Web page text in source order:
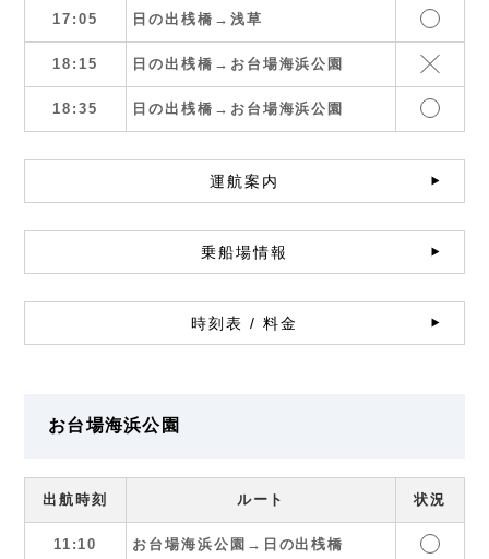
17:05 日の出桟橋→浅草
18:15 日の出桟橋→お台場海浜公園
18:35 日の出桟橋→お台場海浜公園
運航案内
乗船場情報
時刻表 / 料金
お台場海浜公園
出航時刻 ルート 状況
11:10 お台場海浜公園→日の出桟橋